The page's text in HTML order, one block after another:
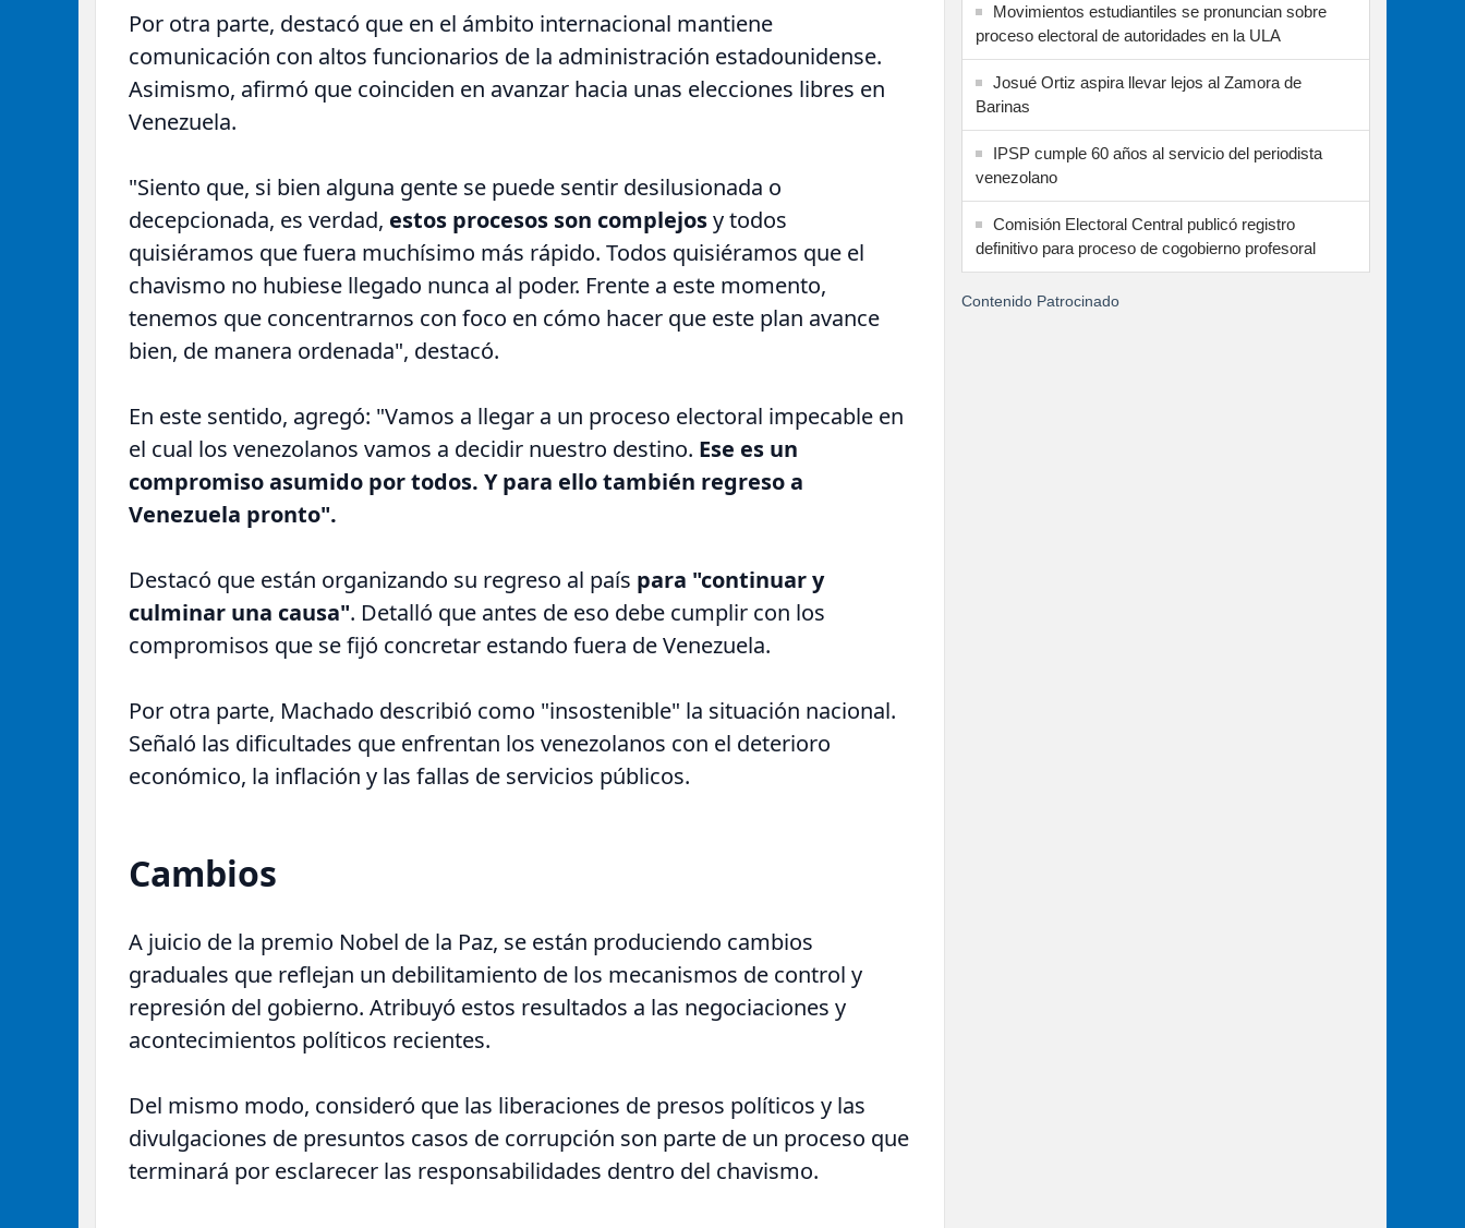
Por otra parte, destacó que en el ámbito internacional mantiene
comunicación con altos funcionarios de la administración estadounidense.
Asimismo, afirmó que coinciden en avanzar hacia unas elecciones libres en
Venezuela.
"Siento que, si bien alguna gente se puede sentir desilusionada o
decepcionada, es verdad, estos procesos son complejosy todos
quisiéramos que fuera muchísimo más rápido. Todos quisiéramos que el
chavismo no hubiese llegado nunca al poder. Frente a este momento,
tenemos que concentrarnos con foco en cómo hacer que este plan avance
bien, de manera ordenada", destacó.
En este sentido, agregó: "Vamos a llegar a un proceso electoral impecable en
el cual los venezolanos vamos a decidir nuestro destino. Ese es un
compromiso asumido por todos. Y para ello también regreso a
Venezuela pronto".
Destacó que están organizando su regreso al país para "continuar y
culminar una causa". Detalló que antes de eso debe cumplir con los
compromisos que se fijó concretar estando fuera de Venezuela.
Por otra parte, Machado describió como "insostenible" la situación nacional.
Señaló las dificultades que enfrentan los venezolanos con el deterioro
económico, la inflación y las fallas de servicios públicos.
Cambios
A juicio de la premio Nobel de la Paz, se están produciendo cambios
graduales que reflejan un debilitamiento de los mecanismos de control y
represión del gobierno. Atribuyó estos resultados a las negociaciones y
acontecimientos políticos recientes.
Del mismo modo, consideró que las liberaciones de presos políticos y las
divulgaciones de presuntos casos de corrupción son parte de un proceso que
terminará por esclarecer las responsabilidades dentro del chavismo.
Movimientos estudiantiles se pronuncian sobre
proceso electoral de autoridades en la ULA
Josué Ortiz aspira llevar lejos al Zamora de
Barinas
IPSP cumple 60 años al servicio del periodista
venezolano
Comisión Electoral Central publicó registro
definitivo para proceso de cogobierno profesoral
Contenido Patrocinado